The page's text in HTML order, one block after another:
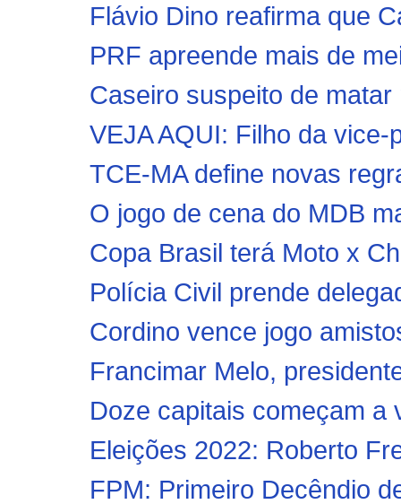
Flávio Dino reafirma que
PRF apreende mais de
Caseiro suspeito de
VEJA AQUI: Filho da
TCE-MA define novas
O jogo de cena do MDB
Copa Brasil terá Moto x
Polícia Civil prende
Cordino vence jogo
Francimar Melo,
Doze capitais começam a
Eleições 2022: Roberto
FPM: Primeiro Decêndio